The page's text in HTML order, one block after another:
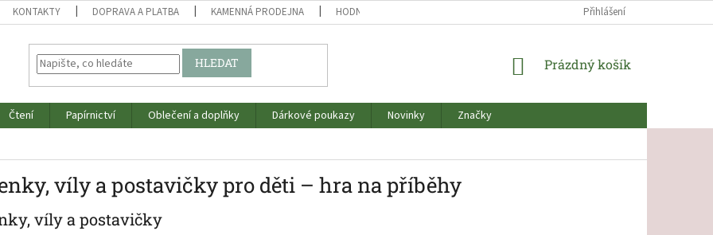
KONTAKTY DOPRAVA A PLATBA KAMENNÁ PRODEJNA HODNOCENÍ OBCHODU NÁŠ PŘÍBĚH O VZNIKU ČESKÉHO KOUTKU
Přihlášení
HLEDAT
NÁKUPNÍ
Prázdný košík
Čtení Papírnictví Oblečení a doplňky Dárkové poukazy Novinky
Značky
víly a postavičky pro děti – hra na příběhy
víly a postavičky